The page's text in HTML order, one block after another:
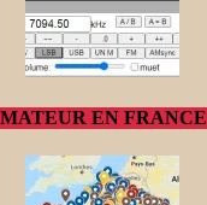
EN FRANCE